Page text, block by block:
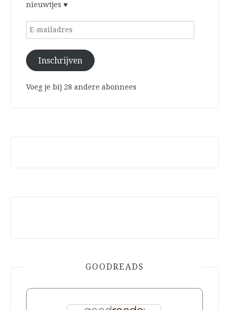
nieuwtjes ♥
E-
Inschrijven
Voeg je bij 28 andere abonnees
GOODREADS